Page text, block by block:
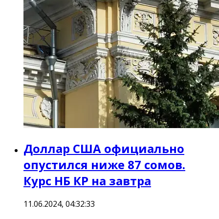
Доллар США официально
опустился ниже 87 сомов.
Курс НБ КР на завтра
11.06.2024, 04:32:33